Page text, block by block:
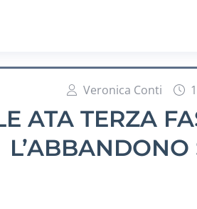
Veronica Conti
ATA TERZA